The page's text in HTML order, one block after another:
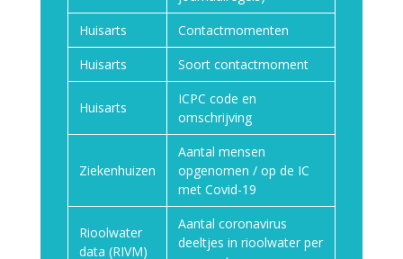
Huisarts
Contactmomenten
Huisarts
Soort contactmoment
Huisarts
ICPC code en
omschrijving
Ziekenhuizen
Aantal mensen
opgenomen / op de IC
met Covid-19
Rioolwater
data (RIVM)
Aantal coronavirus
deeltjes in rioolwater per